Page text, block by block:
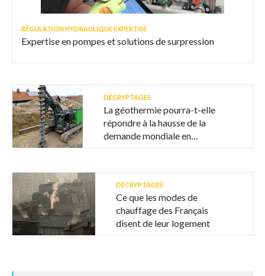
RÉGULATION HYDRAULIQUE EXPERTISE
Expertise en pompes et solutions de surpression
DÉCRYPTAGES
La géothermie pourra-t-elle
répondre à la hausse de la
demande mondiale en
DÉCRYPTAGES
Ce que les modes de
chauffage des Français
disent de leur logement